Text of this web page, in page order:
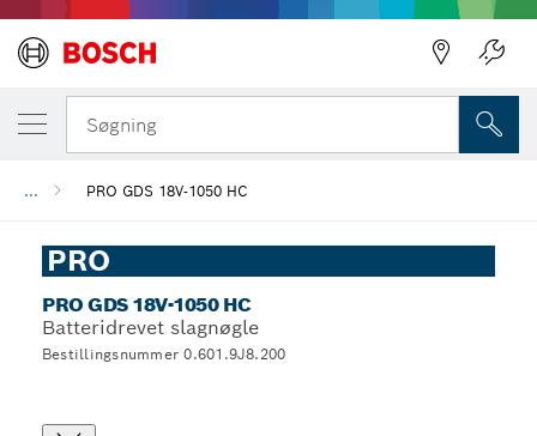
Søgning
... PRO GDS 18V-1050 HC
PRO
PRO GDS 18V-1050 HC
Batteridrevet slagnøgle
Bestillingsnummer 0.601.9J8.200